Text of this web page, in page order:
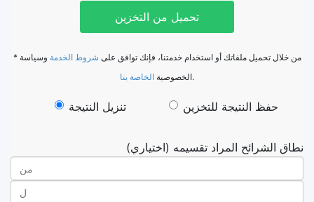
تحميل من التخزين
* من خلال تحميل ملفاتك أو استخدام خدمتنا، فإنك توافق على شروط الخدمة وسياسة
الخصوصية الخاصة بنا .
تنزيل النتيجة حفظ النتيجة للتخزين
نطاق الشرائح المراد تقسيمه (اختياري)